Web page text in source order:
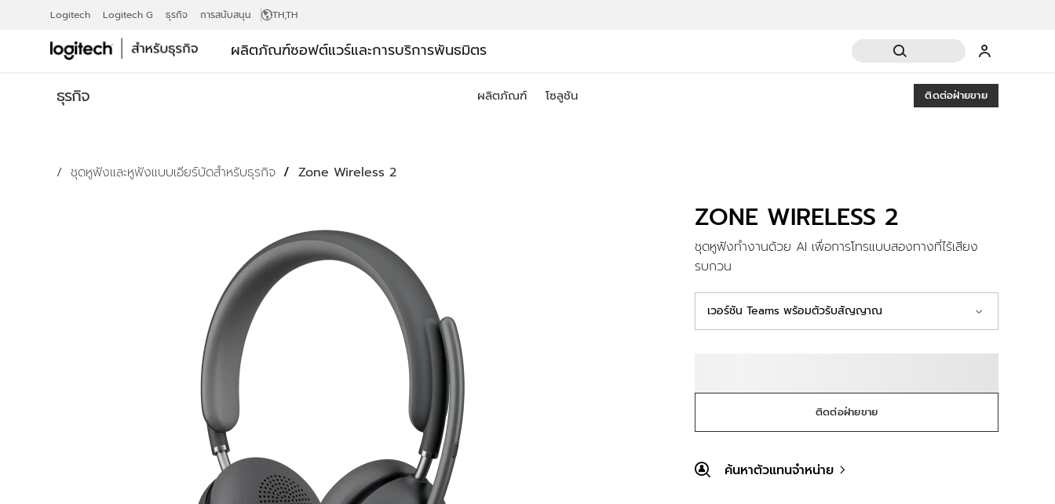
ชุด
ฟัง
สำหรับ
WIRELESS
Logitech Logitech G ธุรกิจ การสนับสนุน TH,TH
ผลิตภัณฑ์ซอฟต์แวร์และการบริการพันธมิตร
ธุรกิจ ผลิตภัณฑ์ โซลูชัน ติดต่อฝ่ายขาย
ชุดหูฟังและหูฟังแบบเอียร์บัดสำหรับธุรกิจ Zone Wireless 2
ZONE WIRELESS 2
ชุดหูฟังทำงานด้วย AI เพื่อการโทรแบบสองทางที่ไร้เสียง
รบกวน
เวอร์ชัน Teams พร้อมตัวรับสัญญาณ
ติดต่อฝ่ายขาย
ค้นหาตัวแทนจำหน่าย